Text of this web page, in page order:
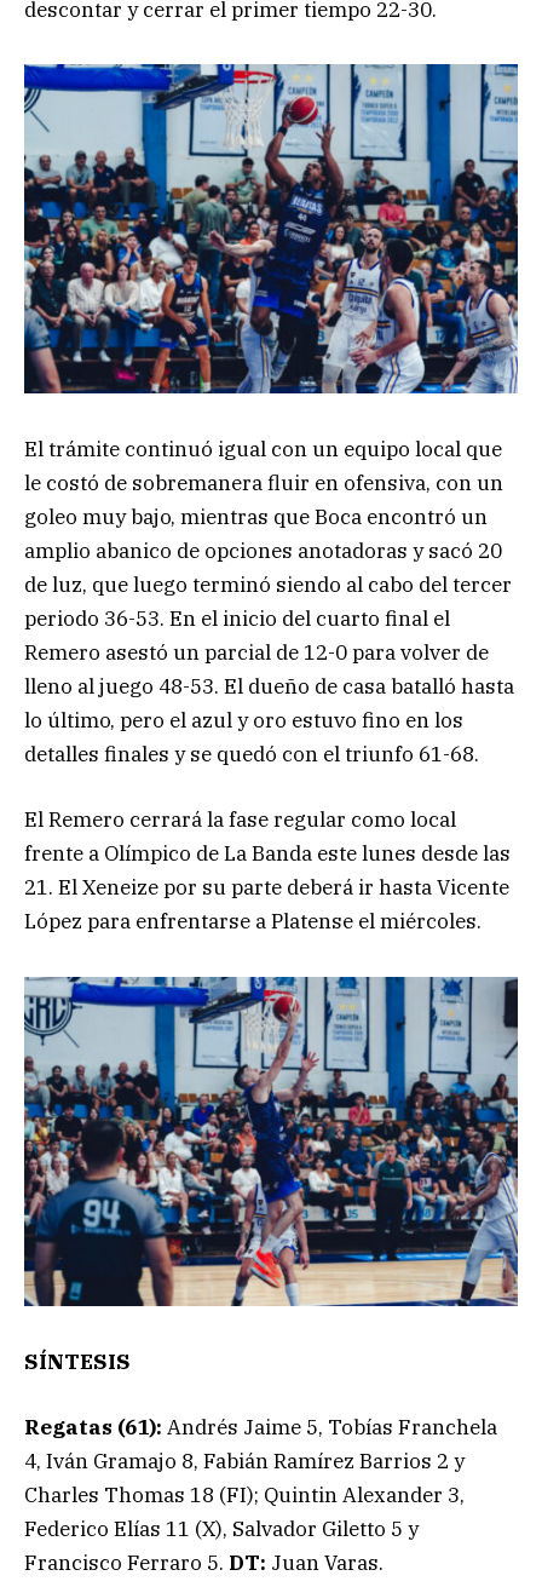
descontar y cerrar el primer tiempo 22-30.
El trámite continuó igual con un equipo local que
le costó de sobremanera fluir en ofensiva, con un
goleo muy bajo, mientras que Boca encontró un
amplio abanico de opciones anotadoras y sacó 20
de luz, que luego terminó siendo al cabo del tercer
periodo 36-53. En el inicio del cuarto final el
Remero asestó un parcial de 12-0 para volver de
lleno al juego 48-53. El dueño de casa batalló hasta
lo último, pero el azul y oro estuvo fino en los
detalles finales y se quedó con el triunfo 61-68.
El Remero cerrará la fase regular como local
frente a Olímpico de La Banda este lunes desde las
21. El Xeneize por su parte deberá ir hasta Vicente
López para enfrentarse a Platense el miércoles.
SÍNTESIS
Regatas (61): Andrés Jaime 5, Tobías Franchela
4, Iván Gramajo 8, Fabián Ramírez Barrios 2 y
Charles Thomas 18 (FI); Quintin Alexander 3,
Federico Elías 11 (X), Salvador Giletto 5 y
Francisco Ferraro 5. DT: Juan Varas.